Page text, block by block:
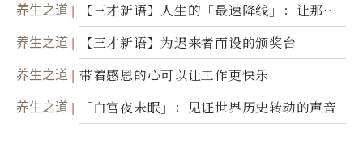
养生之道
【三才新语】人生的「最速降线」：让那道
光，带你滑向自己
养生之道 【三才新语】为迟来者而设的颁奖台
养生之道 带着感恩的心可以让工作更快乐
养生之道 「白宫夜未眠」：见证世界历史转动的声音